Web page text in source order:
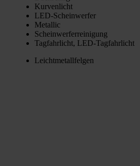
Kur­ven­licht
LED-Schein­wer­fer
Metal­lic
Schein­wer­fer­rei­ni­gung
Tag­fahr­licht, LED-Tag­fahr­licht
Leicht­me­tall­fel­gen